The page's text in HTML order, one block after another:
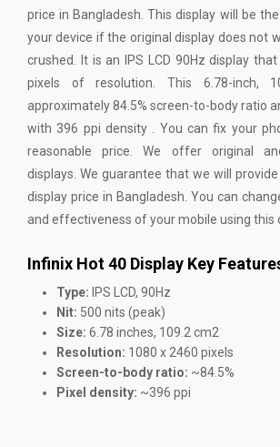
price in Bangladesh. This display will be
your device if the original display does not
crushed. It is an IPS LCD 90Hz display
pixels of resolution. This 6.78-inch,
approximately 84.5% screen-to-body ratio
with 396 ppi density . You can fix your
reasonable price. We offer original
displays. We guarantee that we will
display price in Bangladesh. You can
and effectiveness of your mobile using this
Infinix Hot 40 Display Key
Type: IPS LCD, 90Hz
Nit: 500 nits (peak)
Size: 6.78 inches, 109.2 cm2
Resolution: 1080 x 2460 pixels
Screen-to-body ratio: ~84.5%
Pixel density: ~396 ppi